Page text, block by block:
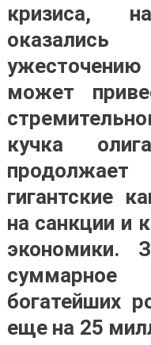
кризиса,
может
кучка
продолжает
гигантские
на санкции и
экономики.
богатейших
еще на 25